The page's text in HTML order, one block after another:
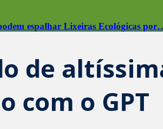
espalhar Lixeiras Ecológicas
de
com o GPT